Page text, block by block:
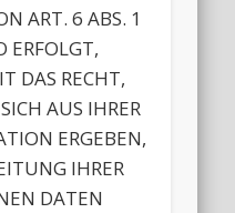
ART. 6 ABS. 1
ERFOLGT,
DAS RECHT,
AUS IHRER
ERGEBEN,
IHRER
DATEN